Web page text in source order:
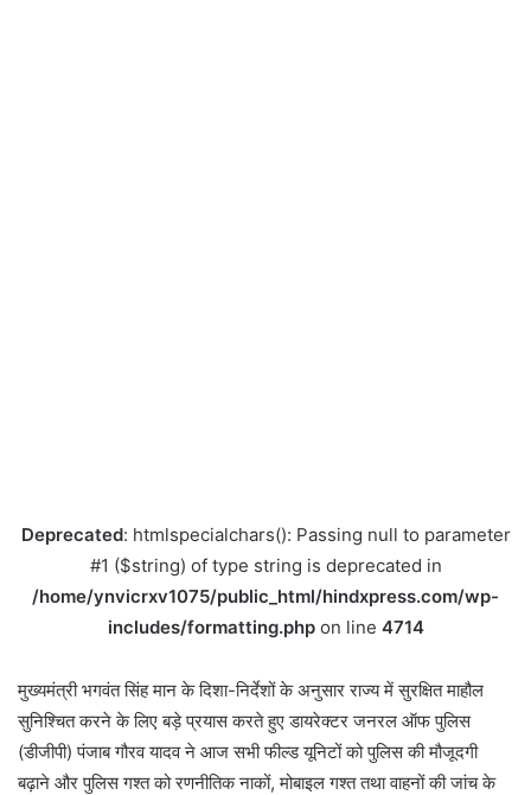
Deprecated: htmlspecialchars(): Passing null to parameter
#1 ($string) of type string is deprecated in
/home/ynvicrxv1075/public_html/hindxpress.com/wp-
includes/formatting.phpon line 4714
मुख्यमंत्री भगवंत सिंह मान के दिशा-निर्देशों के अनुसार राज्य में सुरक्षित माहौल
सुनिश्चित करने के लिए बड़े प्रयास करते हुए डायरेक्टर जनरल ऑफ पुलिस
(डीजीपी) पंजाब गौरव यादव ने आज सभी फील्ड यूनिटों को पुलिस की मौजूदगी
बढ़ाने और पुलिस गश्त को रणनीतिक नाकों, मोबाइल गश्त तथा वाहनों की जांच के